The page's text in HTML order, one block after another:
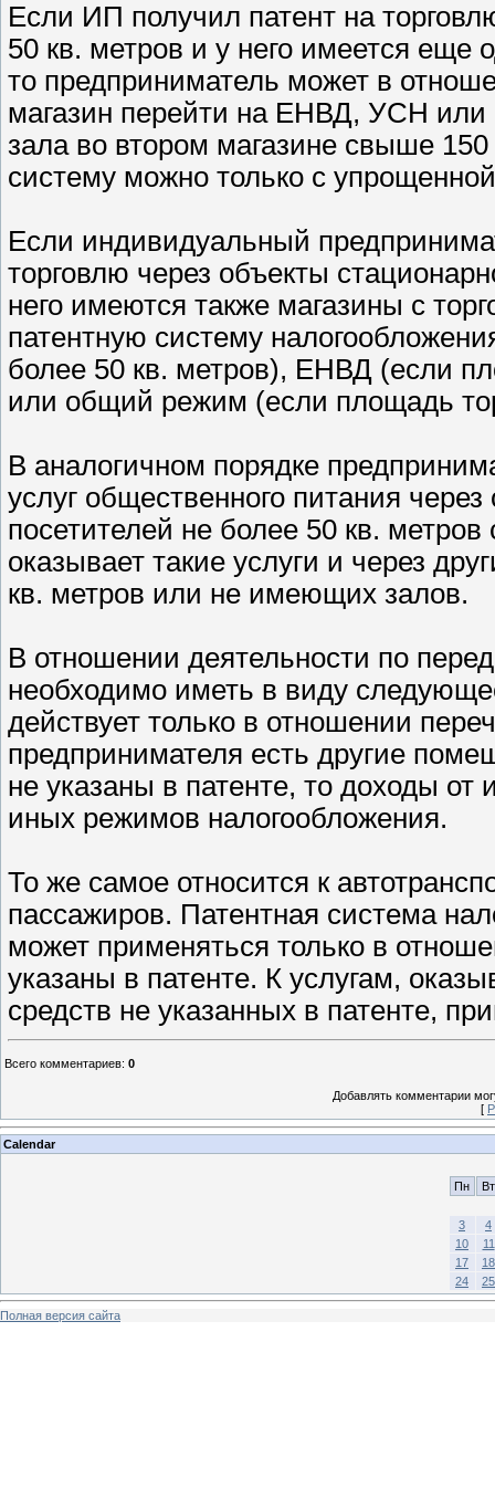
Если ИП получил патент на
50 кв. метров и у него имеется еще
то предприниматель может в
магазин перейти на ЕНВД, УСН
зала во втором магазине свыше
систему можно только с
Если индивидуальный
торговлю через объекты
него имеются также магазины с
патентную систему
более 50 кв. метров), ЕНВД (если
или общий режим (если площадь
В аналогичном порядке
услуг общественного питания
посетителей не более 50 кв.
оказывает такие услуги и через
кв. метров или не имеющих залов.
В отношении деятельности по
необходимо иметь в виду
действует только в отношении
предпринимателя есть другие
не указаны в патенте, то доходы от
иных режимов налогообложения.
То же самое относится к
пассажиров. Патентная система
может применяться только в
указаны в патенте. К услугам,
средств не указанных в патенте,
Всего комментариев: 0
Добавлять комментарии
[
Calendar
Пн Вт
3
4
10
11
17
18
24
25
Полная версия сайта